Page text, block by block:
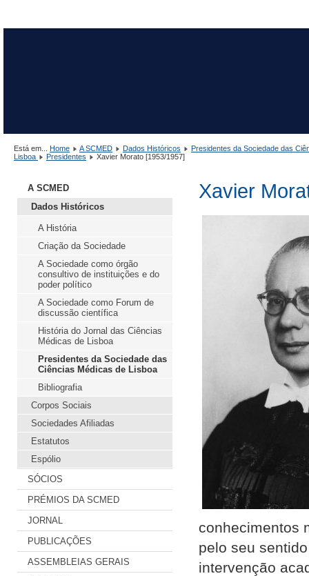
Está em... Home A SCMED Dados Históricos
Presidentes da Sociedade das
Lisboa
Presidentes Xavier Morato [1953/1957]
A SCMED
Dados Históricos
A História
Criação da Sociedade
A Sociedade como órgão
consultivo de instituições e do
poder político
A Sociedade como Forum de
discussão científica
História do Jornal das Ciências
Médicas de Lisboa
Presidentes da Sociedade das
Ciências Médicas de Lisboa
Bibliografia
Corpos Sociais
Sociedades Afiliadas
Estatutos
Espólio
SÓCIOS
PRÉMIOS DA SCMED
JORNAL
PUBLICAÇÕES
ASSEMBLEIAS GERAIS
Xavier
conhecimentos
pelo seu
intervenção